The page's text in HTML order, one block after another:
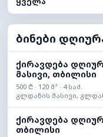
ბინები
ქირავდება
მასივი, თბილისი
500 ₾ · 120 მ² · 4 საძ.
გლდანის მასივი,
ქირავდება
თბილისი